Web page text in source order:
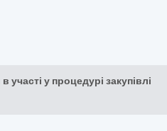
участі у процедурі закупівлі